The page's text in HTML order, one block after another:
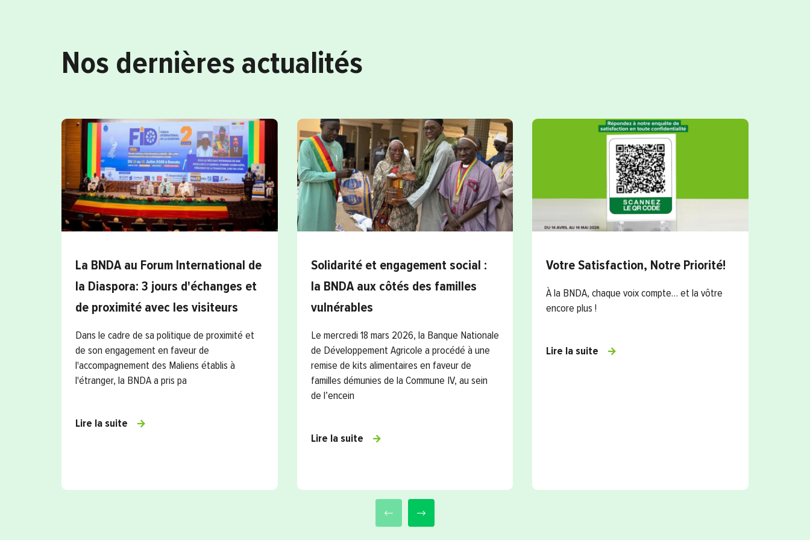
Nos dernières actualités
La BNDA au Forum International de
la Diaspora: 3 jours d'échanges et
de proximité avec les visiteurs
Dans le cadre de sa politique de proximité et
de son engagement en faveur de
l'accompagnement des Maliens établis à
l'étranger, la BNDA a pris pa
Lire la suite
Solidarité et engagement social :
la BNDA aux côtés des familles
vulnérables
Le mercredi 18 mars 2026, la Banque Nationale
de Développement Agricole a procédé à une
remise de kits alimentaires en faveur de
familles démunies de la Commune IV, au sein
de l’encein
Lire la suite
Votre Satisfaction, Notre Priorité!
À la BNDA, chaque voix compte… et la vôtre
encore plus !
Lire la suite